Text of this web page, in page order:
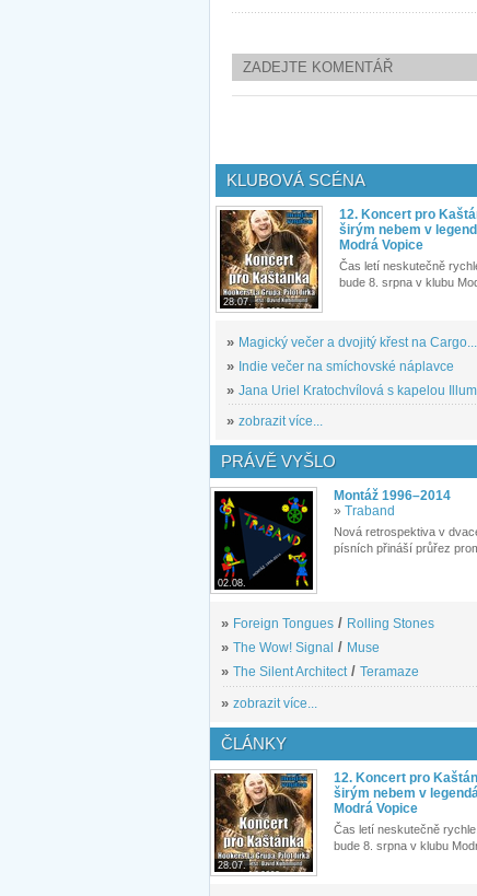
ZADEJTE KOMENTÁŘ
KLUBOVÁ SCÉNA
28.07.
12. Koncert pro
širým nebem v
Modrá Vopice
Čas letí neskutečně
bude 8. srpna v klubu
» Magický večer a dvojitý křest na Cargo...
» Indie večer na smíchovské náplavce
» Jana Uriel Kratochvílová s kapelou
» zobrazit více...
PRÁVĚ VYŠLO
02.08.
Montáž 1996–2014
» Traband
Nová retrospektiva v
písních přináší průřez
» Foreign Tongues / Rolling Stones
» The Wow! Signal / Muse
» The Silent Architect/ Teramaze
» zobrazit více...
ČLÁNKY
28.07.
12. Koncert pro
širým nebem v
Modrá Vopice
Čas letí neskutečně
bude 8. srpna v klubu